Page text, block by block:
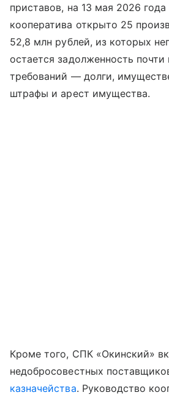
приставов, на 13 мая 2026
кооператива открыто 25
52,8 млн рублей, из которых
остается задолженность
требований — долги,
штрафы и арест имущества.
Кроме того, СПК «Окинский»
недобросовестных
казначейства. Руководство